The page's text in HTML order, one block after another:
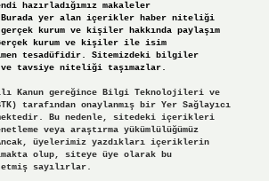
hazırladığımız makaleler
Burada yer alan içerikler haber niteliği
kurum ve kişiler hakkında paylaşım
Gerçek kurum ve kişiler ile isim
tesadüfidir. Sitemizdeki bilgiler
tavsiye niteliği taşımazlar.
Kanun gereğince Bilgi Teknolojileri ve
tarafından onaylanmış bir Yer Sağlayıcı
Bu nedenle, sitedeki içerikleri
veya araştırma yükümlülüğümüz
Ancak, üyelerimiz yazdıkları içeriklerin
olup, siteye üye olarak bu
etmiş sayılırlar.